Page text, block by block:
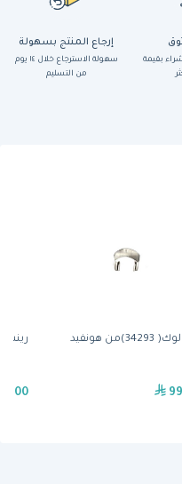
بقيمة
إرجاع المنتج بسهولة
سهولة الاسترجاع خلال ١٤ يوم
من التسليم
هونفيد رينس جت(